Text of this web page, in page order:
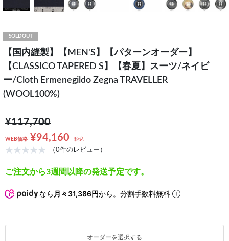
SOLDOUT
【国内縫製】【MEN'S】【パターンオーダー】
【CLASSICO TAPERED S】【春夏】スーツ/ネイビ
ー/Cloth Ermenegildo Zegna TRAVELLER
(WOOL100%)
¥117,700
WEB価格 ¥94,160 税込
（0件のレビュー）
ご注文から3週間以降の発送予定です。
なら 月々31,386円から。分割手数料無料
オーダーを選択する